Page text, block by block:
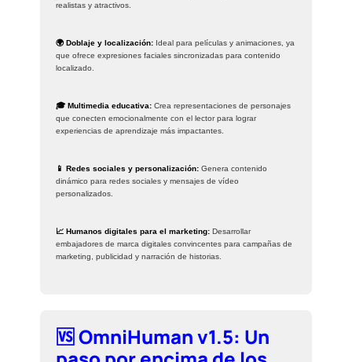
realistas y atractivos.
🌍 Doblaje y localización: Ideal para películas y animaciones, ya
que ofrece expresiones faciales sincronizadas para contenido
localizado.
🎓 Multimedia educativa: Crea representaciones de personajes
que conecten emocionalmente con el lector para lograr
experiencias de aprendizaje más impactantes.
📱 Redes sociales y personalización: Genera contenido
dinámico para redes sociales y mensajes de vídeo
personalizados.
📈 Humanos digitales para el marketing: Desarrollar
embajadores de marca digitales convincentes para campañas de
marketing, publicidad y narración de historias.
🆚 OmniHuman v1.5: Un